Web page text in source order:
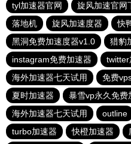
tyl加速器官网
旋风加速官网
落地机
旋风加速度器
快
黑洞免费加速度器v1.0
猎豹
instagram免费加速器
twitter
海外加速器七天试用
免费
夏时加速器
暴雪vp永久免费
海外加速器七天试用
outline
turbo加速器
快橙加速器